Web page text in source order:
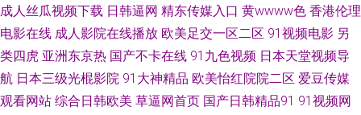
伊人影院色 91蜜臀精品视频 avav影院 国产福利导航大全 久草熟女 欧美成人
超碰不卡 日韩内地国产人成 亚洲超碰在线 91黄在线看 99色色网 超碰激情网
国产白虎白丝 九一在线免费看 欧美大片抖阴 日韩色中色精导航 亚洲另类三
成人丝瓜视频下载 日韩逼网 精东传媒入口 黄wwww色 香港伦理
电影在线 成人影院在线播放 欧美足交一区二区 91视频电影 另
类四虎 亚洲东京热 国产不卡在线 91九色视频 日本天堂视频导
航 日本三级光棍影院 91大神精品 欧美怡红院院二区 爱豆传媒
观看网站 综合日韩欧美 草逼网首页 国产日韩精品91 91视频网